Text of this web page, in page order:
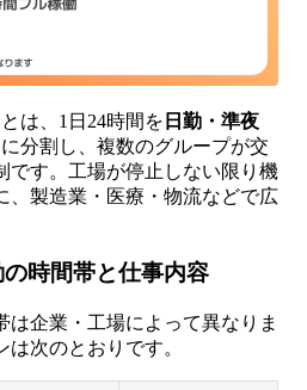
は、1日24時間を 日勤・準夜
に分割し、複数のグループが交
です。工場が停止しない限り機
、製造業・医療・物流などで広
時間帯と仕事内容
は企業・工場によって異なりま
次のとおりです。